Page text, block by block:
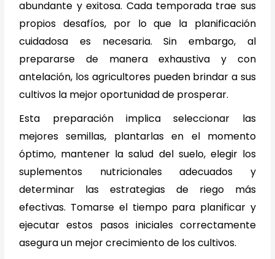
abundante y exitosa. Cada temporada trae sus
propios desafíos, por lo que la planificación
cuidadosa es necesaria. Sin embargo, al
prepararse de manera exhaustiva y con
antelación, los agricultores pueden brindar a sus
cultivos la mejor oportunidad de prosperar.
Esta preparación implica seleccionar las
mejores semillas, plantarlas en el momento
óptimo, mantener la salud del suelo, elegir los
suplementos nutricionales adecuados y
determinar las estrategias de riego más
efectivas. Tomarse el tiempo para planificar y
ejecutar estos pasos iniciales correctamente
asegura un mejor crecimiento de los cultivos.